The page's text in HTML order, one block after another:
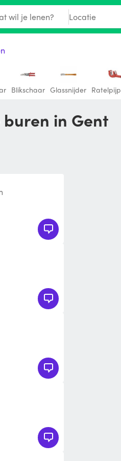
wil je lenen? Locatie
Blikschaar Glassnijder
buren in Gent